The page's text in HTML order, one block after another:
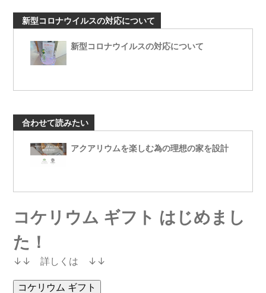
新型コロナウイルスの対応について
新型コロナウイルスの対応について
合わせて読みたい
アクアリウムを楽しむ為の理想の家を設計
コケリウム ギフト はじめまし
た！
↓↓ 詳しくは ↓↓